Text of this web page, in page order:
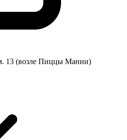
13 (возле Пиццы Мании)